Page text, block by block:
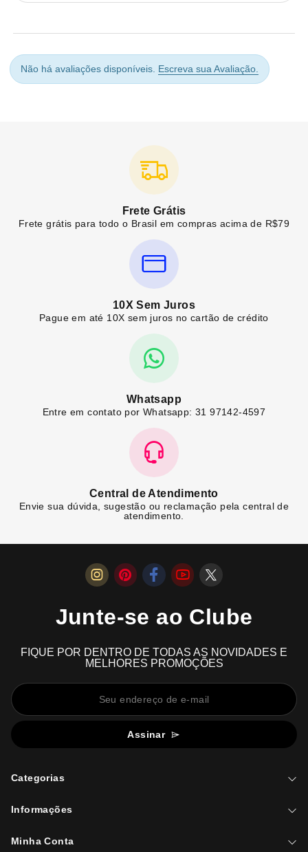
Não há avaliações disponíveis. Escreva sua Avaliação.
Frete Grátis
Frete grátis para todo o Brasil em compras acima de R$79
10X Sem Juros
Pague em até 10X sem juros no cartão de crédito
Whatsapp
Entre em contato por Whatsapp: 31 97142-4597
Central de Atendimento
Envie sua dúvida, sugestão ou reclamação pela central de
atendimento.
Junte-se ao Clube
FIQUE POR DENTRO DE TODAS AS NOVIDADES E
MELHORES PROMOÇÕES
Assinar
Categorias
Informações
Minha Conta